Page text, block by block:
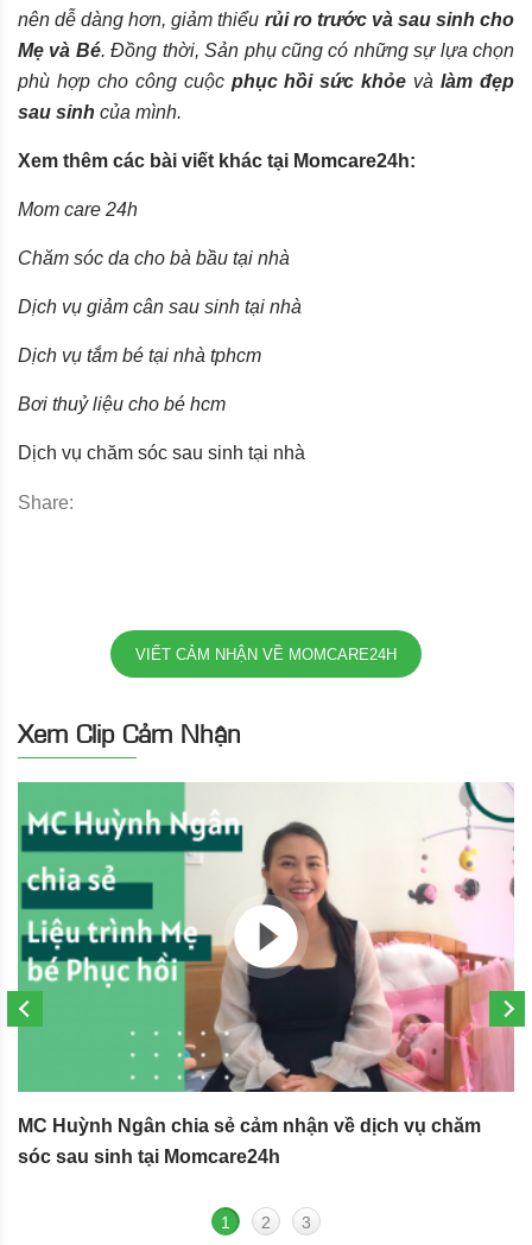
nên dễ dàng hơn, giảm thiểu rủi ro trước và sau sinh cho
Mẹ và Bé. Đồng thời, Sản phụ cũng có những sự lựa chọn
phù hợp cho công cuộc phục hồi sức khỏe vàlàm đẹp
sau sinh của mình.
Xem thêm các bài viết khác tại Momcare24h:
Mom care 24h
Chăm sóc da cho bà bầu tại nhà
Dịch vụ giảm cân sau sinh tại nhà
Dịch vụ tắm bé tại nhà tphcm
Bơi thuỷ liệu cho bé hcm
Dịch vụ chăm sóc sau sinh tại nhà
Share:
VIẾT CẢM NHẬN VỀ MOMCARE24H
Xem Clip Cảm Nhận
MC Huỳnh Ngân chia sẻ cảm nhận về dịch vụ chăm
sóc sau sinh tại Momcare24h
1 2 3